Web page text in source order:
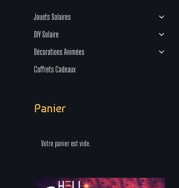
Jouets Solaires
DIY Solaire
Décorations Animées
Coffrets Cadeaux
Panier
Votre panier est vide.